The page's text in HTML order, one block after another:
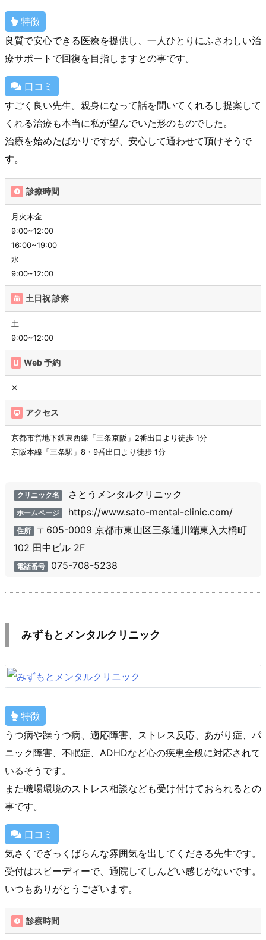
特徴
良質で安心できる医療を提供し、一人ひとりにふさわしい治
療サポートで回復を目指しますとの事です。
口コミ
すごく良い先生。親身になって話を聞いてくれるし提案して
くれる治療も本当に私が望んでいた形のものでした。
治療を始めたばかりですが、安心して通わせて頂けそうで
す。
診療時間
月火木金
9:00~12:00
16:00~19:00
水
9:00~12:00
土日祝 診察
土
9:00~12:00
Web 予約
✕
アクセス
京都市営地下鉄東西線「三条京阪」2番出口より徒歩 1分
京阪本線「三条駅」8・9番出口より徒歩 1分
クリニック名 さとうメンタルクリニック
ホームページ https://www.sato-mental-clinic.com/
住所 〒605-0009 京都市東山区三条通川端東入大橋町
102 田中ビル 2F
電話番号 075-708-5238
みずもとメンタルクリニック
特徴
うつ病や躁うつ病、適応障害、ストレス反応、あがり症、パ
ニック障害、不眠症、ADHDなど心の疾患全般に対応されて
いるそうです。
また職場環境のストレス相談なども受け付けておられるとの
事です。
口コミ
気さくでざっくばらんな雰囲気を出してくださる先生です。
受付はスピーディーで、通院してしんどい感じがないです。
いつもありがとうございます。
診察時間